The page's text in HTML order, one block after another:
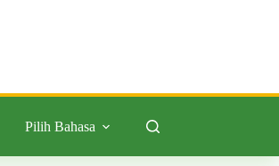
Pilih Bahasa